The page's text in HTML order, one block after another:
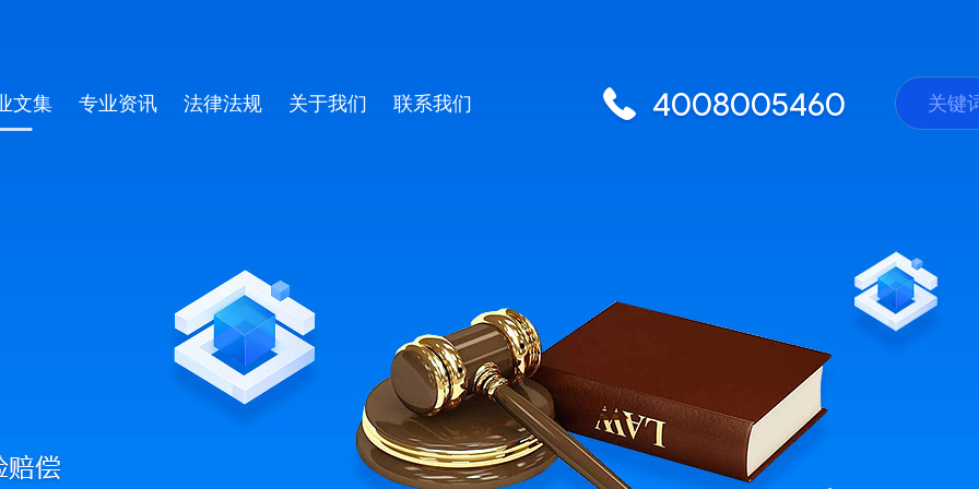
4008005460
文集 专业资讯 法律法规 关于我们 联系我们